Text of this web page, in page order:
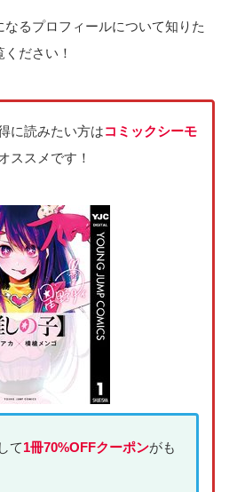
るプロフィールについて知りた
ださい！
に読みたい方はコミックシーモ
ススメです！
て1冊70%OFFクーポンがも